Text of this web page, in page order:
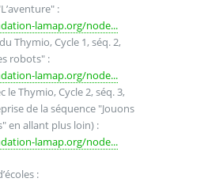
:
lamap.org/node...
Thymio, Cycle 1, séq. 2,
robots" :
lamap.org/node...
le Thymio, Cycle 2, séq. 3,
de la séquence "Jouons
en allant plus loin) :
lamap.org/node...
: